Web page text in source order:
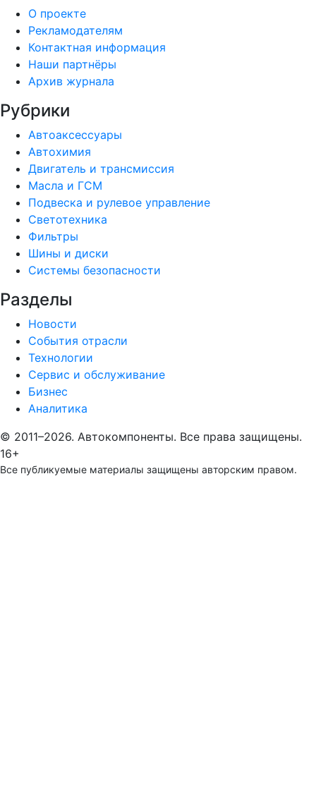
О проекте
Рекламодателям
Контактная информация
Наши партнёры
Архив журнала
Рубрики
Автоаксессуары
Автохимия
Двигатель и трансмиссия
Масла и ГСМ
Подвеска и рулевое управление
Светотехника
Фильтры
Шины и диски
Системы безопасности
Разделы
Новости
События отрасли
Технологии
Сервис и обслуживание
Бизнес
Аналитика
© 2011–2026. Автокомпоненты. Все права защищены.
16+
Все публикуемые материалы защищены авторским правом.